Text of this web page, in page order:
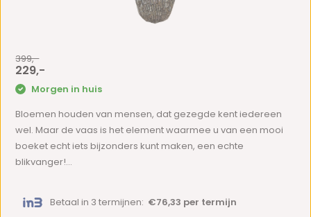
399,-
229,-
Morgen in huis
Bloemen houden van mensen, dat gezegde kent iedereen
wel. Maar de vaas is het element waarmee u van een mooi
boeket echt iets bijzonders kunt maken, een echte
blikvanger!...
Betaal in 3 termijnen: €76,33 per termijn